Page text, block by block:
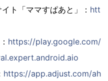
ト「ママすぱあと」： htt
https://play.google.com/
https://app.adjust.com/ah